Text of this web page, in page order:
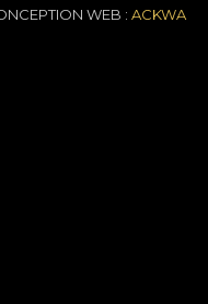
WEB : ACKWA